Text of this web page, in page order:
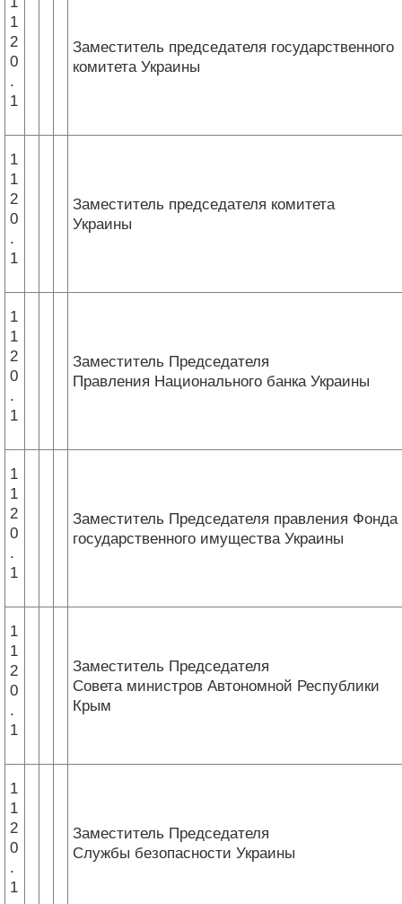
1
2
0
.
1
Заместитель председателя государственного
комитета Украины
1
1
2
0
.
1
Заместитель председателя комитета
Украины
1
1
2
0
.
1
Заместитель Председателя
Правления Национального банка Украины
1
1
2
0
.
1
Заместитель Председателя правления Фонда
государственного имущества Украины
1
1
2
0
.
1
Заместитель Председателя
Совета министров Автономной Республики
Крым
1
1
2
0
.
1
Заместитель Председателя
Службы безопасности Украины